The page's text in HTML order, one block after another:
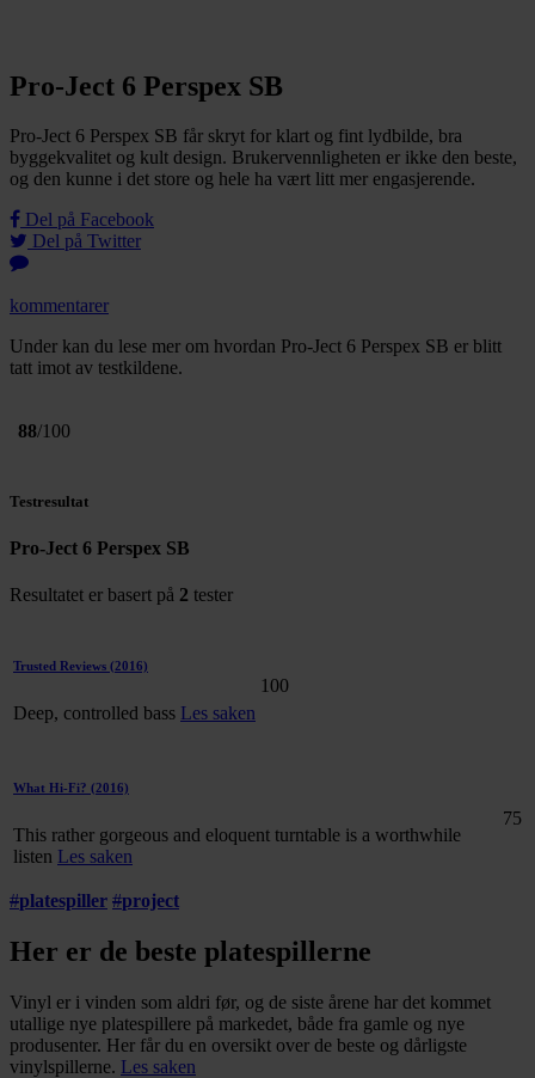
Pro-Ject 6 Perspex SB
Pro-Ject 6 Perspex SB får skryt for klart og fint lydbilde, bra
byggekvalitet og kult design. Brukervennligheten er ikke den beste,
og den kunne i det store og hele ha vært litt mer engasjerende.
Del på Facebook
Del på Twitter
kommentarer
Under kan du lese mer om hvordan Pro-Ject 6 Perspex SB er blitt
tatt imot av testkildene.
88/100
Testresultat
Pro-Ject 6 Perspex SB
Resultatet er basert på 2 tester
Trusted Reviews (2016)
Deep, controlled bass Les saken
100
What Hi-Fi? (2016)
This rather gorgeous and eloquent turntable is a worthwhile
listen Les saken
75
#platespiller #project
Her er de beste platespillerne
Vinyl er i vinden som aldri før, og de siste årene har det kommet
utallige nye platespillere på markedet, både fra gamle og nye
produsenter. Her får du en oversikt over de beste og dårligste
vinylspillerne. Les saken